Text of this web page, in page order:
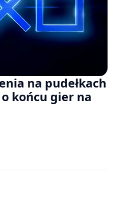
na pudełkach
końcu gier na